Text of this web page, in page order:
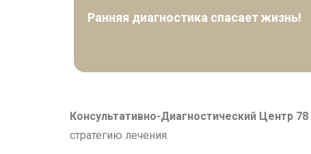
Ранняя диагностика спасает жизнь!
Консультативно-Диагностический Центр 78
стратегию лечения.